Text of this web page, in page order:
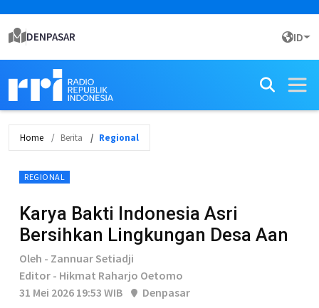
DENPASAR ID
Home Berita Regional
REGIONAL
Karya Bakti Indonesia Asri
Bersihkan Lingkungan Desa Aan
Oleh - Zannuar Setiadji
Editor - Hikmat Raharjo Oetomo
31 Mei 2026 19:53 WIB
Denpasar